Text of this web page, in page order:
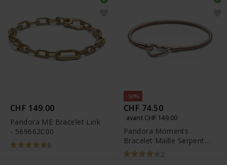
CHF 149.00
Pandora ME Bracelet Link
- 569662C00
6
-50%
CHF 74.50
avant CHF 149.00
Pandora Moments
Bracelet Maille Serpent
Fermoir Cœur -
582257C00
2